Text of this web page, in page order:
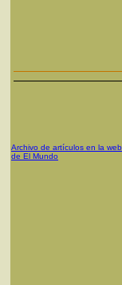
Archivo de artículos en la web
de El Mundo